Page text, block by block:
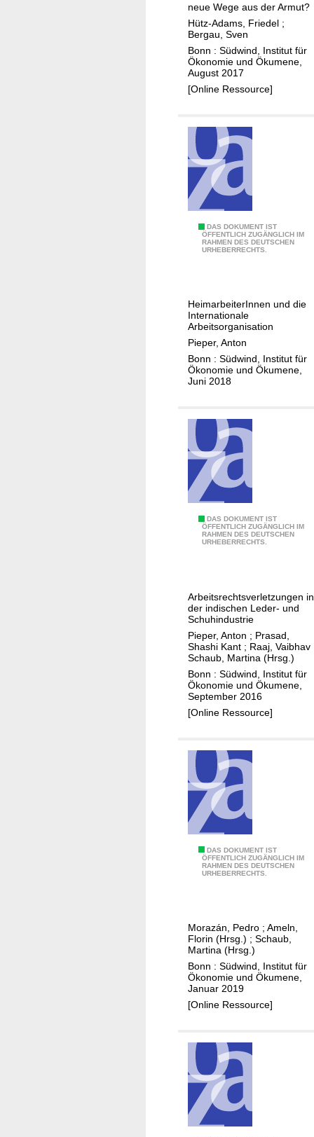
n
a
t
i
v
e
e
c
ä
f
e
l
l
e
i
m
a
a
o
s
neue Wege aus der Armut?
Hütz-Adams, Friedel ;
Bergau, Sven
Bonn : Südwind, Institut für
Ökonomie und Ökumene,
August 2017
[Online Ressource]
DAS DOKUMENT IST
ÖFFENTLICH ZUGÄNGLICH IM
RAHMEN DES DEUTSCHEN
URHEBERRECHTS.
t
s
r
e
c
e
n
e
r
m
a
l
i
t
ä
t
HeimarbeiterInnen und die
Internationale
Arbeitsorganisation
Pieper, Anton
Bonn : Südwind, Institut für
Ökonomie und Ökumene,
Juni 2018
DAS DOKUMENT IST
ÖFFENTLICH ZUGÄNGLICH IM
RAHMEN DES DEUTSCHEN
URHEBERRECHTS.
r
S
t
e
l
l
e
(
e
t
e
Arbeitsrechtsverletzungen in
der indischen Leder- und
Schuhindustrie
Pieper, Anton ; Prasad,
Shashi Kant ; Raaj, Vaibhav
Schaub, Martina (Hrsg.)
Bonn : Südwind, Institut für
Ökonomie und Ökumene,
September 2016
[Online Ressource]
DAS DOKUMENT IST
ÖFFENTLICH ZUGÄNGLICH IM
RAHMEN DES DEUTSCHEN
URHEBERRECHTS.
e
n
u
n
d
G
e
z
n
d
Morazán, Pedro ; Ameln,
Florin (Hrsg.) ; Schaub,
Martina (Hrsg.)
Bonn : Südwind, Institut für
Ökonomie und Ökumene,
Januar 2019
[Online Ressource]